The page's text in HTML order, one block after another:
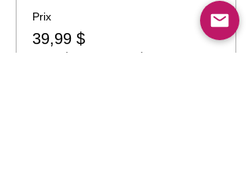
Prix
39,99 $
+6,00 $ TPS-
+ 1,15 $ de frais de